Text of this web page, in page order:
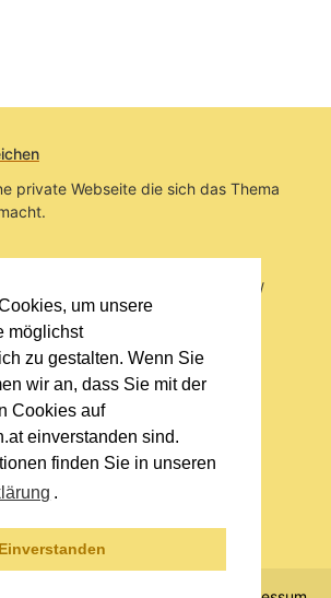
um unsere
möglichst
zu gestalten. Wenn Sie
wir an, dass Sie mit der
Cookies auf
einverstanden sind.
finden Sie in unseren
.
Einverstanden
private Webseite die sich das Thema
auf https://www.bierkreiszeichen.at/
/Biersorten